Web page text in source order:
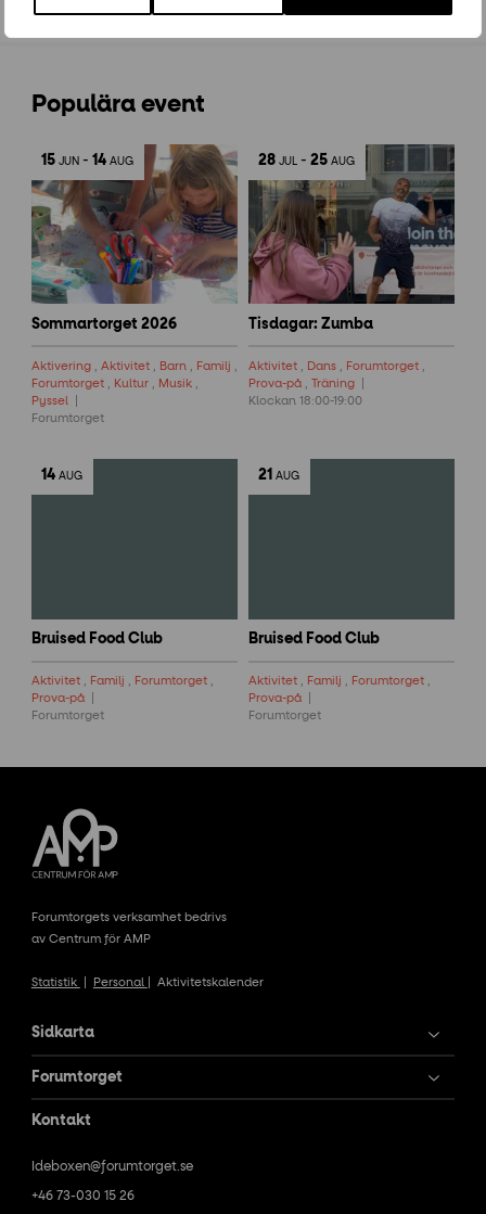
Populära event
15 JUN -14 AUG
Sommartorget 2026
Aktivering Aktivitet Barn Familj
Forumtorget
Kultur Musik
Pyssel
Forumtorget
28 JUL -25 AUG
Tisdagar: Zumba
Aktivitet Dans Forumtorget
Prova-på
Träning
Klockan 18:00-19:00
14 AUG
Bruised Food Club
Aktivitet , Familj , Forumtorget ,
Prova-på
Forumtorget
21 AUG
Bruised Food Club
Aktivitet , Familj , Forumtorget ,
Prova-på
Forumtorget
Forumtorgets verksamhet bedrivs
av Centrum för AMP
Statistik Personal Aktivitetskalender
Sidkarta
Forumtorget
Kontakt
Ideboxen@forumtorget.se
+46 73-030 15 26